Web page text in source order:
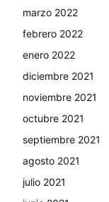
marzo 2022
febrero 2022
enero 2022
diciembre 2021
noviembre 2021
octubre 2021
septiembre 2021
agosto 2021
julio 2021